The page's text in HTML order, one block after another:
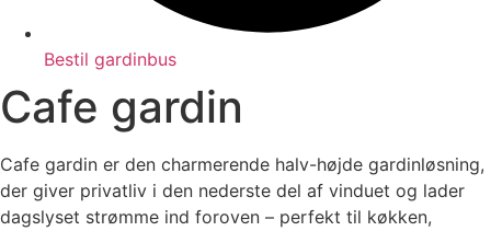
Bestil gardinbus
Cafe gardin
Cafe gardin er den charmerende halv-højde gardinløsning,
der giver privatliv i den nederste del af vinduet og lader
dagslyset strømme ind foroven – perfekt til køkken,